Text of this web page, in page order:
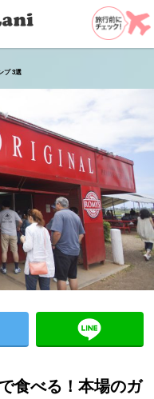
プ 3選
食べる！本場のガ